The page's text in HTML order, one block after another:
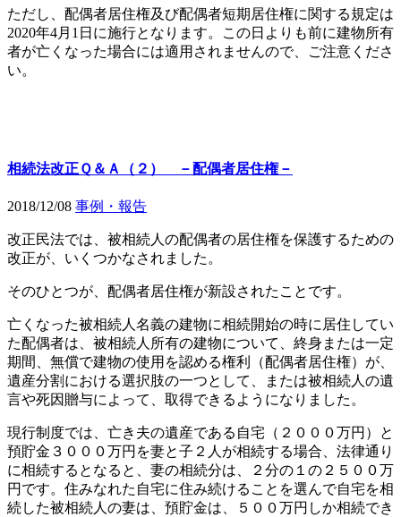
ただし、配偶者居住権及び配偶者短期居住権に関する規定は
2020年4月1日に施行となります。この日よりも前に建物所有
者が亡くなった場合には適用されませんので、ご注意くださ
い。
相続法改正Ｑ＆Ａ（２） －配偶者居住権－
2018/12/08 事例・報告
改正民法では、被相続人の配偶者の居住権を保護するための
改正が、いくつかなされました。
そのひとつが、配偶者居住権が新設されたことです。
亡くなった被相続人名義の建物に相続開始の時に居住してい
た配偶者は、被相続人所有の建物について、終身または一定
期間、無償で建物の使用を認める権利（配偶者居住権）が、
遺産分割における選択肢の一つとして、または被相続人の遺
言や死因贈与によって、取得できるようになりました。
現行制度では、亡き夫の遺産である自宅（２０００万円）と
預貯金３０００万円を妻と子２人が相続する場合、法律通り
に相続するとなると、妻の相続分は、２分の１の２５００万
円です。住みなれた自宅に住み続けることを選んで自宅を相
続した被相続人の妻は、預貯金は、５００万円しか相続でき